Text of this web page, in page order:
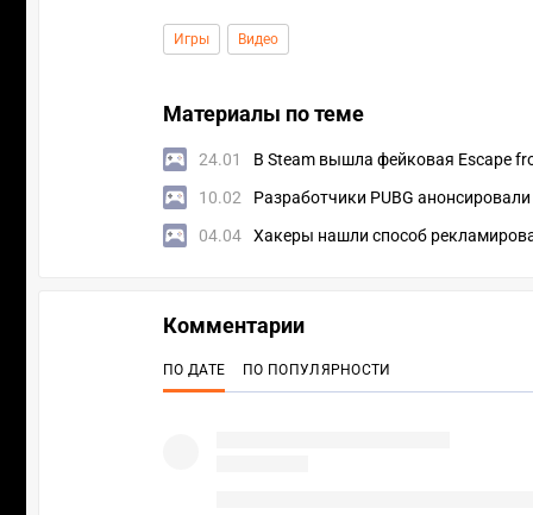
Игры Видео
Материалы по теме
24.01
В Steam вышла фейковая Escape
10.02
Разработчики PUBG
04.04
Хакеры нашли способ
Комментарии
ПО ДАТЕ ПО ПОПУЛЯРНОСТИ